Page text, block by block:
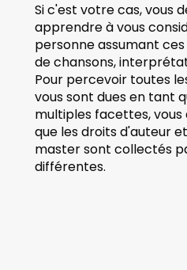
Si c'est votre cas, vous
apprendre à vous
personne assumant
de chansons,
Pour percevoir toutes
vous sont dues en tant
multiples facettes,
que les droits d'auteur
master sont collectés
différentes.